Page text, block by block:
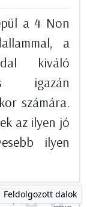
a 4 Non
a
kiváló
igazán
számára.
az ilyen jó
ilyen
Feldolgozott dalok